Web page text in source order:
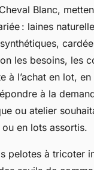
Blanc,
: laines
les besoins, les
à l’achat en lot,
à la
ou atelier
en lots assortis.
pelotes à tricoter